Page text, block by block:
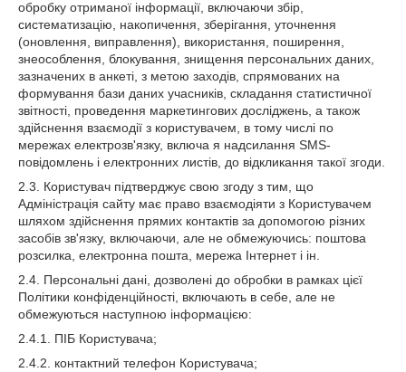
обробку отриманої інформації, включаючи збір,
систематизацію, накопичення, зберігання, уточнення
(оновлення, виправлення), використання, поширення,
знеособлення, блокування, знищення персональних даних,
зазначених в анкеті, з метою заходів, спрямованих на
формування бази даних учасників, складання статистичної
звітності, проведення маркетингових досліджень, а також
здійснення взаємодії з користувачем, в тому числі по
мережах електрозв'язку, включа я надсилання SMS-
повідомлень і електронних листів, до відкликання такої згоди.
2.3. Користувач підтверджує свою згоду з тим, що
Адміністрація сайту має право взаємодіяти з Користувачем
шляхом здійснення прямих контактів за допомогою різних
засобів зв'язку, включаючи, але не обмежуючись: поштова
розсилка, електронна пошта, мережа Інтернет і ін.
2.4. Персональні дані, дозволені до обробки в рамках цієї
Політики конфіденційності, включають в себе, але не
обмежуються наступною інформацією:
2.4.1. ПІБ Користувача;
2.4.2. контактний телефон Користувача;